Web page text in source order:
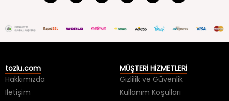
tozlu.com
Hakkımızda
İletişim
MÜŞTERİ HİZMETLERİ
Gizlilik ve Güvenlik
Kullanım Koşulları